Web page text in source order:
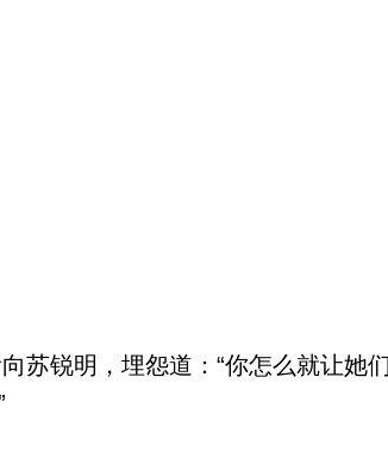
锐明，埋怨道：“你怎么就让她